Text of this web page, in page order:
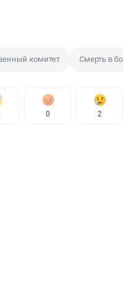
комитет Смерть в
0 2